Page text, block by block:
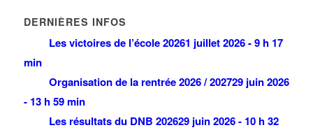
DERNIÈRES INFOS
Les victoires de l’école 20261 juillet 2026 - 9 h 17
min
Organisation de la rentrée 2026 / 202729 juin 2026
- 13 h 59 min
Les résultats du DNB 202629 juin 2026 - 10 h 32